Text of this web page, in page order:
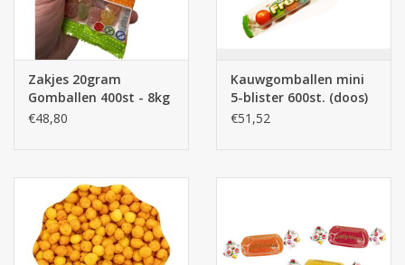
Merken
Zakjes 20gram
Gomballen 400st - 8kg
snoepjes
€48,80
Kauwgomballen mini
5-blister 600st. (doos)
€51,52